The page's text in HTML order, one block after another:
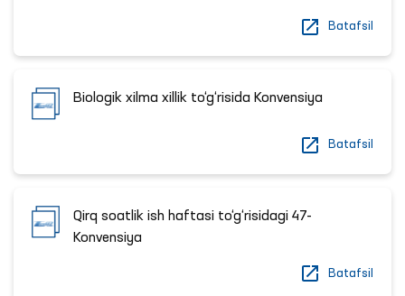
Batafsil
Biologik xilma xillik to‘g‘risida Konvensiya
Batafsil
Qirq soatlik ish haftasi to‘g‘risidagi 47-
Konvensiya
Batafsil